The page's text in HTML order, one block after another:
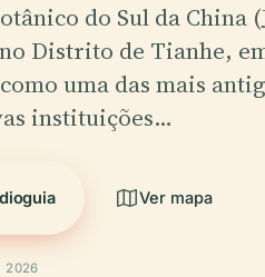
do Sul da China
Distrito de Tianhe,
uma das mais
instituições…
Ver mapa
2026